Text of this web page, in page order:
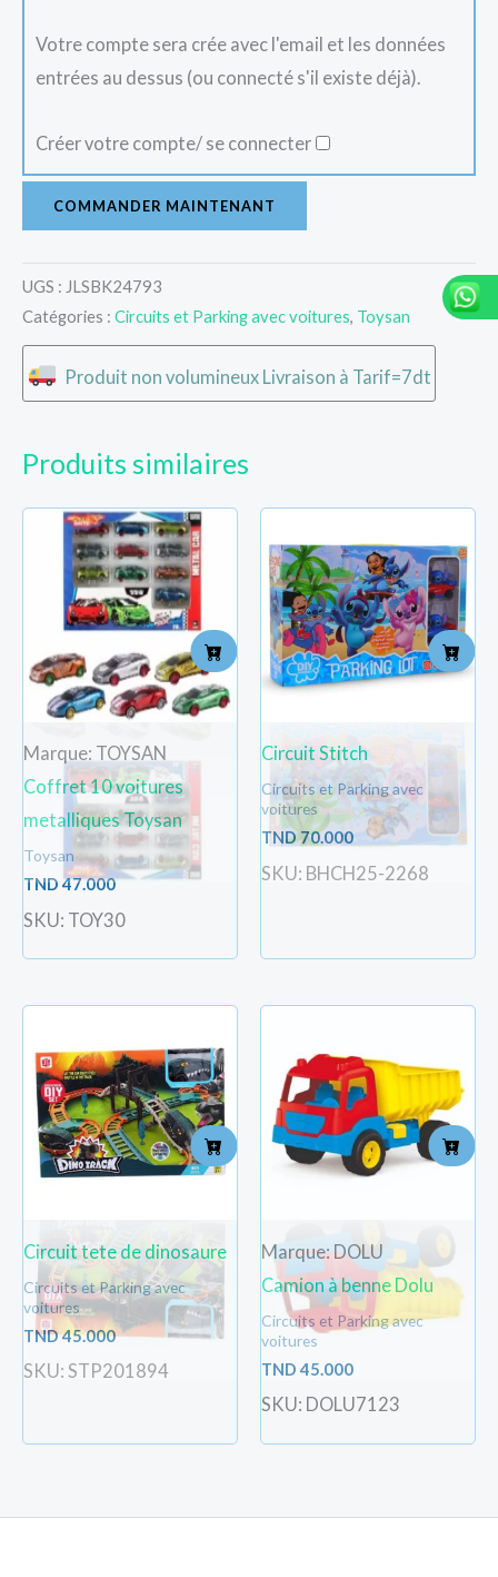
Votre compte sera crée avec l'email et les données
entrées au dessus (ou connecté s'il existe déjà).
Créer votre compte/ se connecter
COMMANDER MAINTENANT
UGS : JLSBK24793
Catégories : Circuits et Parking avec voitures, Toysan
Produit non volumineux Livraison à Tarif=7dt
Produits similaires
Marque: TOYSAN
Coffret 10 voitures
metalliques Toysan
Toysan
TND 47.000
SKU: TOY30
Circuit Stitch
Circuits et Parking avec
voitures
TND70.000
SKU: BHCH25-2268
Circuit tete de dinosaure
Circuits et Parking avec
voitures
TND45.000
SKU: STP201894
Marque: DOLU
Camion à benne Dolu
Circuits et Parking avec
voitures
TND 45.000
SKU: DOLU7123